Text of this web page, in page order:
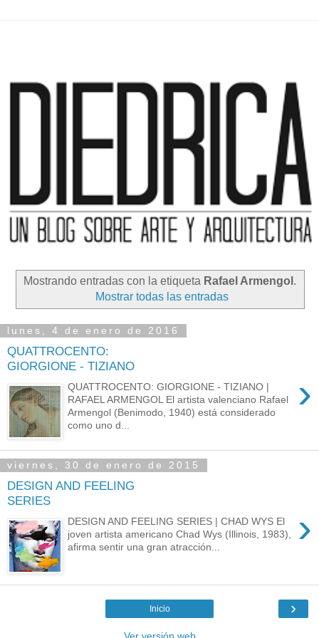
Mostrando entradas con la etiqueta Rafael Armengol .
Mostrar todas las entradas
lunes, 4 de enero de 2016
QUATTROCENTO:
GIORGIONE - TIZIANO
›
QUATTROCENTO: GIORGIONE - TIZIANO |
RAFAEL ARMENGOL El artista valenciano Rafael
Armengol (Benimodo, 1940) está considerado
como uno d...
viernes, 30 de enero de 2015
DESIGN AND FEELING
SERIES
›
DESIGN AND FEELING SERIES | CHAD WYS El
joven artista americano Chad Wys (Illinois, 1983),
afirma sentir una gran atracción...
›
Inicio